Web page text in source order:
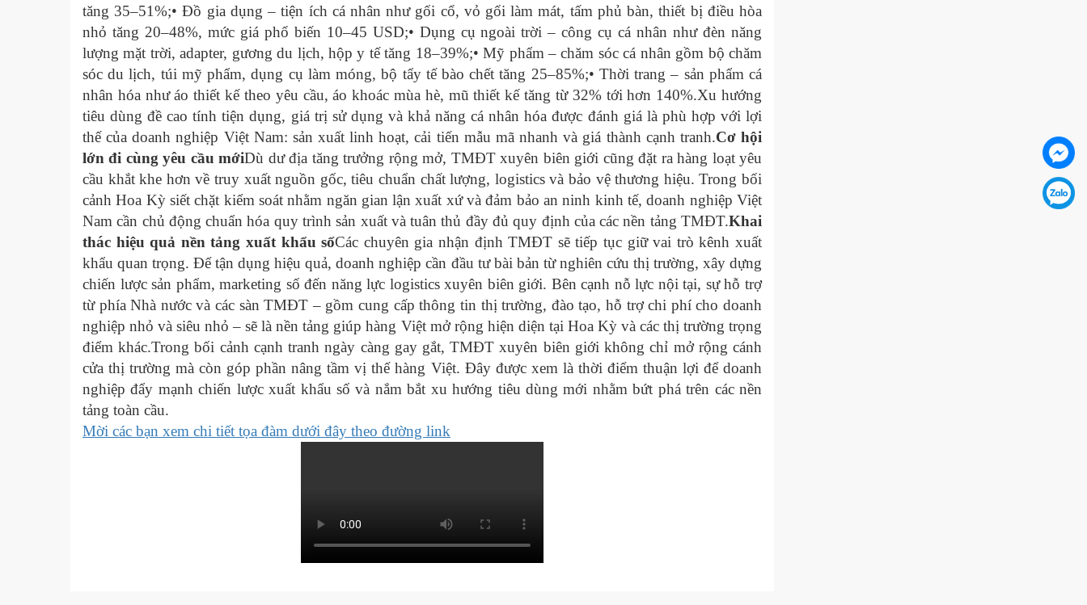
tăng 35–51%;• Đồ gia dụng – tiện ích cá nhân như gối cổ, vỏ gối làm mát, tấm phủ bàn, thiết bị điều hòa
nhỏ tăng 20–48%, mức giá phổ biến 10–45 USD;• Dụng cụ ngoài trời – công cụ cá nhân như đèn năng
lượng mặt trời, adapter, gương du lịch, hộp y tế tăng 18–39%;• Mỹ phẩm – chăm sóc cá nhân gồm bộ chăm
sóc du lịch, túi mỹ phẩm, dụng cụ làm móng, bộ tẩy tế bào chết tăng 25–85%;• Thời trang – sản phẩm cá
nhân hóa như áo thiết kế theo yêu cầu, áo khoác mùa hè, mũ thiết kế tăng từ 32% tới hơn 140%.Xu hướng
tiêu dùng đề cao tính tiện dụng, giá trị sử dụng và khả năng cá nhân hóa được đánh giá là phù hợp với lợi
thế của doanh nghiệp Việt Nam: sản xuất linh hoạt, cải tiến mẫu mã nhanh và giá thành cạnh tranh.Cơ hội
lớn đi cùng yêu cầu mớiDù dư địa tăng trưởng rộng mở, TMĐT xuyên biên giới cũng đặt ra hàng loạt yêu
cầu khắt khe hơn về truy xuất nguồn gốc, tiêu chuẩn chất lượng, logistics và bảo vệ thương hiệu. Trong bối
cảnh Hoa Kỳ siết chặt kiểm soát nhằm ngăn gian lận xuất xứ và đảm bảo an ninh kinh tế, doanh nghiệp Việt
Nam cần chủ động chuẩn hóa quy trình sản xuất và tuân thủ đầy đủ quy định của các nền tảng TMĐT.Khai
thác hiệu quả nền tảng xuất khẩu sốCác chuyên gia nhận định TMĐT sẽ tiếp tục giữ vai trò kênh xuất
khẩu quan trọng. Để tận dụng hiệu quả, doanh nghiệp cần đầu tư bài bản từ nghiên cứu thị trường, xây dựng
chiến lược sản phẩm, marketing số đến năng lực logistics xuyên biên giới. Bên cạnh nỗ lực nội tại, sự hỗ trợ
từ phía Nhà nước và các sàn TMĐT – gồm cung cấp thông tin thị trường, đào tạo, hỗ trợ chi phí cho doanh
nghiệp nhỏ và siêu nhỏ – sẽ là nền tảng giúp hàng Việt mở rộng hiện diện tại Hoa Kỳ và các thị trường trọng
điểm khác.Trong bối cảnh cạnh tranh ngày càng gay gắt, TMĐT xuyên biên giới không chỉ mở rộng cánh
cửa thị trường mà còn góp phần nâng tầm vị thế hàng Việt. Đây được xem là thời điểm thuận lợi để doanh
nghiệp đẩy mạnh chiến lược xuất khẩu số và nắm bắt xu hướng tiêu dùng mới nhằm bứt phá trên các nền
tảng toàn cầu.
Mời các bạn xem chi tiết tọa đàm dưới đây theo đường link